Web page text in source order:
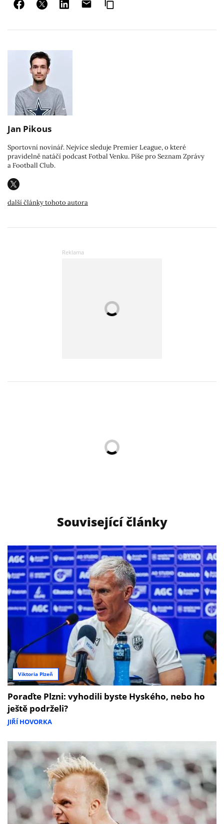
Jan Pikous
Sportovní novinář. Nejvíce sleduje Premier League, o které
pravidelně natáčí podcast Fotbal Venku. Píše pro Seznam Zprávy
a Football Club.
další články tohoto autora
Související články
Viktoria Plzeň
Poraďte Plzni: vyhodili byste Hyského, nebo ho
ještě podrželi?
JIŘÍ HOVORKA